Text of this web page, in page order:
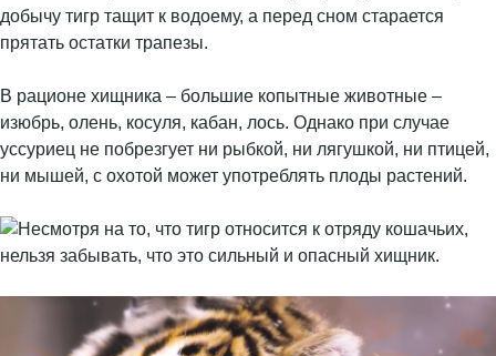
добычу тигр тащит к водоему, а перед сном старается
прятать остатки трапезы.
В рационе хищника – большие копытные животные –
изюбрь, олень, косуля, кабан, лось. Однако при случае
уссуриец не побрезгует ни рыбкой, ни лягушкой, ни птицей,
ни мышей, с охотой может употреблять плоды растений.